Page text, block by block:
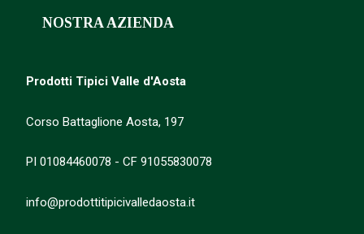
NOSTRA AZIENDA
Prodotti Tipici Valle d'Aosta
Corso Battaglione Aosta, 197
PI 01084460078 - CF 91055830078
info@prodottitipicivalledaosta.it